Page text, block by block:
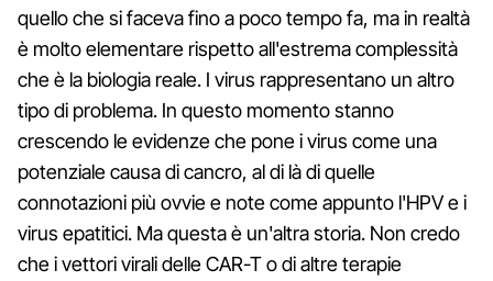
quello che si faceva fino a poco tempo fa, ma in realtà
è molto elementare rispetto all'estrema complessità
che è la biologia reale. I virus rappresentano un altro
tipo di problema. In questo momento stanno
crescendo le evidenze che pone i virus come una
potenziale causa di cancro, al di là di quelle
connotazioni più ovvie e note come appunto l'HPV e i
virus epatitici. Ma questa è un'altra storia. Non credo
che i vettori virali delle CAR-T o di altre terapie